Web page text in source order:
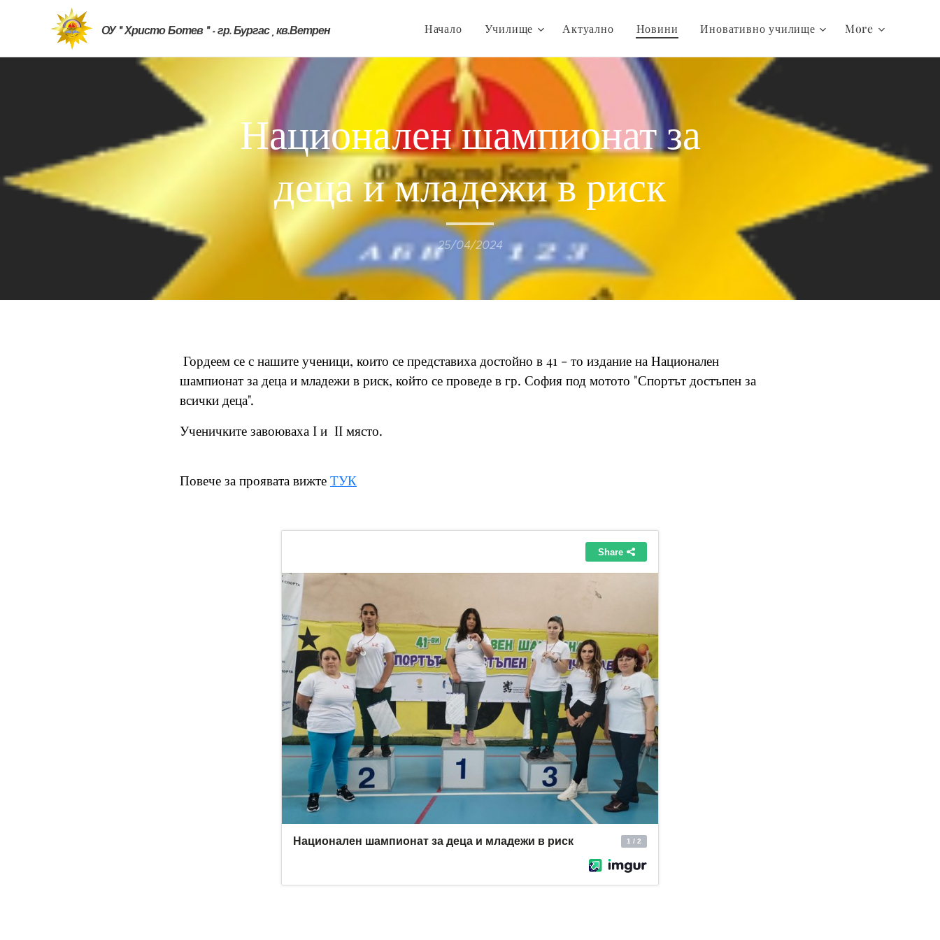
ОУ " Христо Ботев " - гр. Бургас , кв.Ветрен Начало Училище Актуално Новини Иновативно училище More
Национален шампионат за
деца и младежи в риск
25/04/2024
Гордеем се с нашите ученици, които се представиха достойно в 41 - то издание на Национален
шампионат за деца и младежи в риск, който се проведе в гр. София под мотото "Спортът достъпен за
всички деца".
Ученичките завоюваха I и II място.
Повече за проявата вижтеТУК